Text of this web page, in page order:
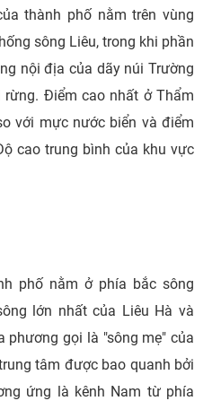
thành phố nằm trên vùng
sông Liêu, trong khi phần
nội địa của dãy núi Trường
Điểm cao nhất ở Thẩm
với mực nước biển và điểm
cao trung bình của khu vực
phố nằm ở phía bắc sông
lớn nhất của Liêu Hà và
gọi là "sông mẹ" của
tâm được bao quanh bởi
ứng là kênh Nam từ phía